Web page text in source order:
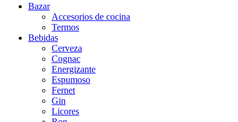
Bazar
Accesorios de cocina
Termos
Bebidas
Cerveza
Cognac
Energizante
Espumoso
Fernet
Gin
Licores